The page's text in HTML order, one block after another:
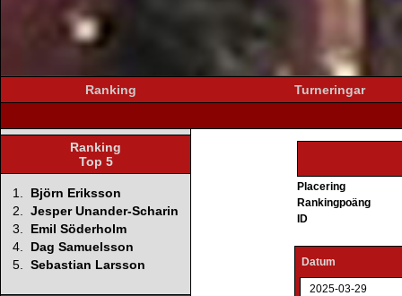
Ranking Turneringar
Ranking
Top 5
1.
Björn Eriksson
2. Jesper Unander-Scharin
3.
Emil Söderholm
4.
Dag Samuelsson
5. Sebastian Larsson
Placering
Rankingpoäng
ID
Datum
2025-03-29